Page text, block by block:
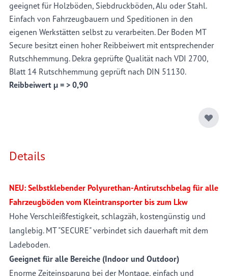
geeignet für Holzböden, Siebdruckböden, Alu oder Stahl.
Einfach von Fahrzeugbauern und Speditionen in den
eigenen Werkstätten selbst zu verarbeiten. Der Boden MT
Secure besitzt einen hoher Reibbeiwert mit entsprechender
Rutschhemmung. Dekra geprüfte Qualität nach VDI 2700,
Blatt 14 Rutschhemmung geprüft nach DIN 51130.
Reibbeiwert µ = > 0,90
Details
NEU: Selbstklebender Polyurethan-Antirutschbelag für alle
Fahrzeugböden vom Kleintransporter bis zum Lkw
Hohe Verschleißfestigkeit, schlagzäh, kostengünstig und
langlebig. MT "SECURE" verbindet sich dauerhaft mit dem
Ladeboden.
Geeignet für alle Bereiche (Indoor und Outdoor)
Enorme Zeiteinsparung bei der Montage, einfach und